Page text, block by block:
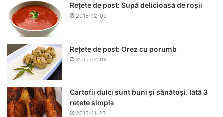
Rețete de post: Supă delicioasă de roșii
2015-12-09
Rețete de post: Orez cu porumb
2015-12-09
Cartofii dulci sunt buni și sănătoși. Iată 3
rețete simple
2015-11-23